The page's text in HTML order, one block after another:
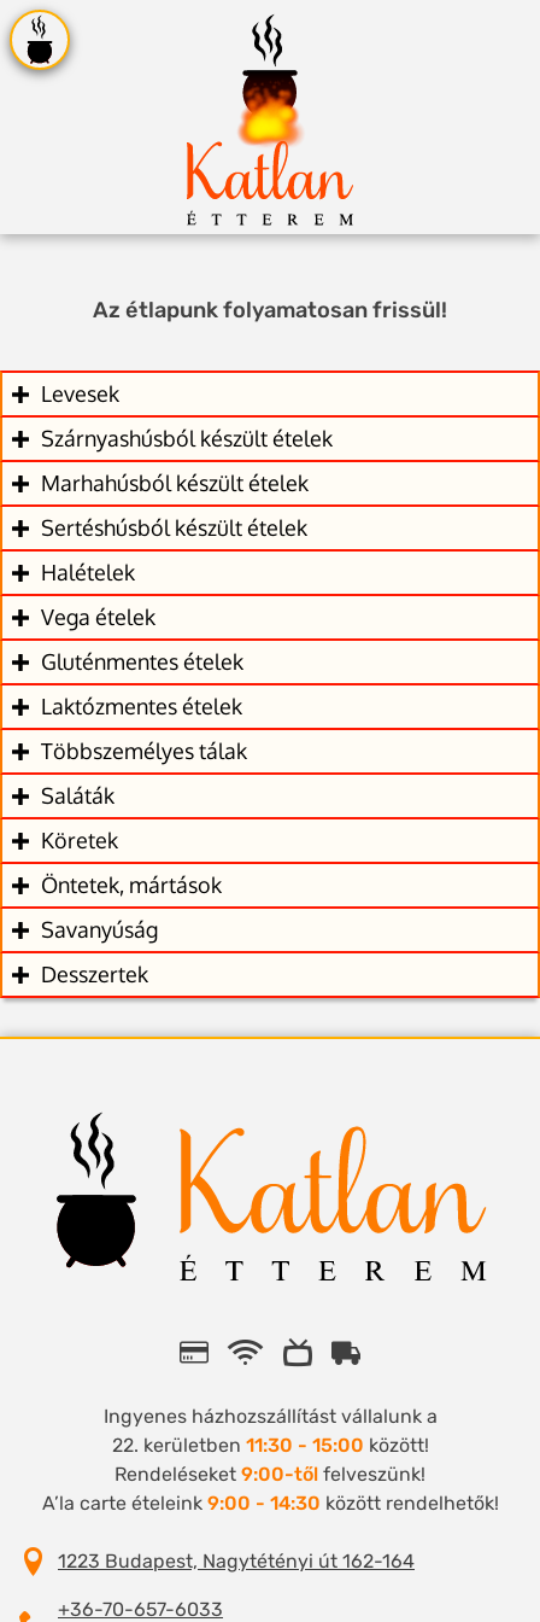
Az étlapunk folyamatosan frissül!
Levesek
Szárnyashúsból készült ételek
Marhahúsból készült ételek
Sertéshúsból készült ételek
Halételek
Vega ételek
Gluténmentes ételek
Laktózmentes ételek
Többszemélyes tálak
Saláták
Köretek
Öntetek, mártások
Savanyúság
Desszertek
1223 Budapest, Nagytétényi út 162-164
+36-70-657-6033
Ingyenes házhozszállítást vállalunk a
22. kerületben 11:30 - 15:00 között!
Rendeléseket 9:00-től felveszünk!
A’la carte ételeink 9:00 - 14:30 között rendelhetők!